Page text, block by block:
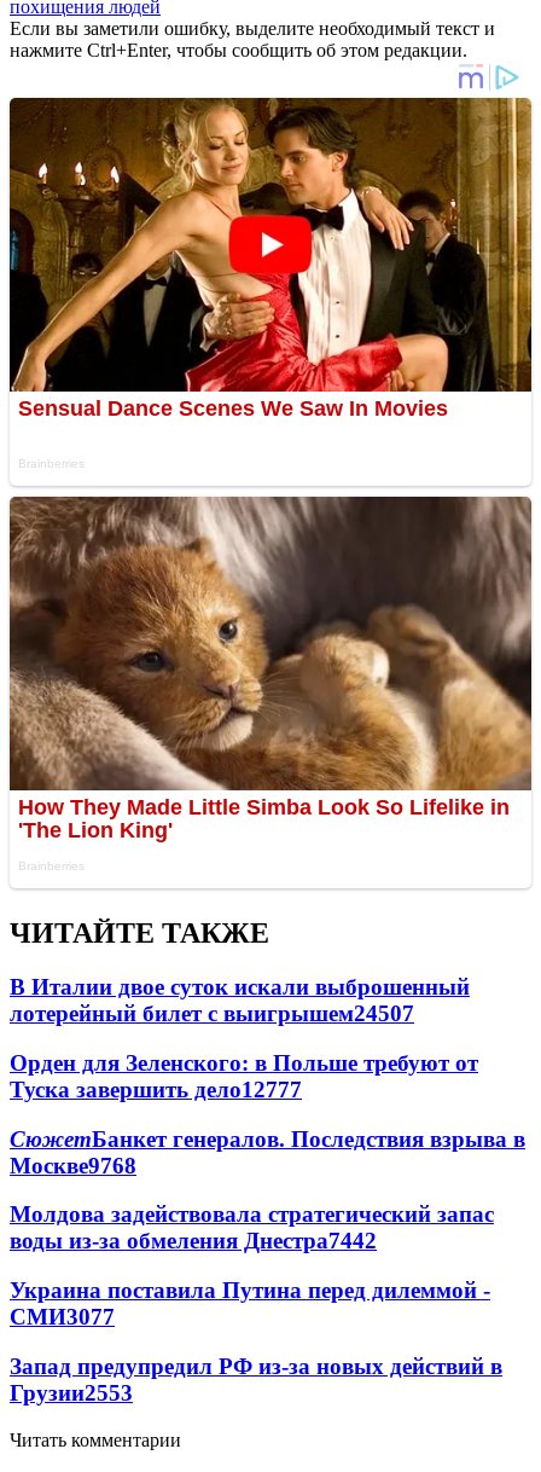
похищения людей
Если вы заметили ошибку, выделите необходимый текст и
нажмите Ctrl+Enter, чтобы сообщить об этом редакции.
ЧИТАЙТЕ ТАКЖЕ
В Италии двое суток искали выброшенный
лотерейный билет с выигрышем24507
Орден для Зеленского: в Польше требуют от
Туска завершить дело12777
СюжетБанкет генералов. Последствия взрыва в
Москве9768
Молдова задействовала стратегический запас
воды из-за обмеления Днестра7442
Украина поставила Путина перед дилеммой -
СМИ3077
Запад предупредил РФ из-за новых действий в
Грузии2553
Читать комментарии